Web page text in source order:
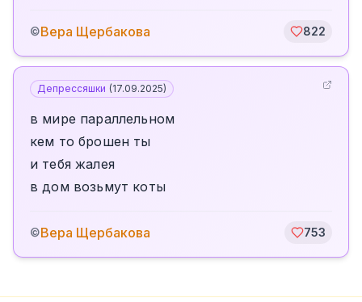
©Вера Щербакова 822
Депрессяшки (17.09.2025)
в мире параллельном
кем то брошен ты
и тебя жалея
в дом возьмут коты
©Вера Щербакова 753